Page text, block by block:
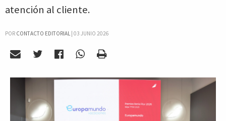
atención al cliente.
POR CONTACTO EDITORIAL| 03 JUNIO 2026